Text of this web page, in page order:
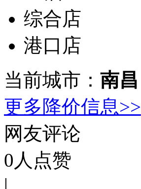
综合店
港口店
当前城市： 南昌
更多降价信息>>
网友评论
0 人点赞